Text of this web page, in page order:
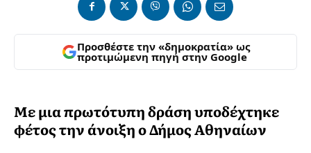
Προσθέστε την «δημοκρατία» ως
προτιμώμενη πηγή στην Google
Με μια πρωτότυπη δράση υποδέχτηκε
φέτος την άνοιξη ο Δήμος Αθηναίων